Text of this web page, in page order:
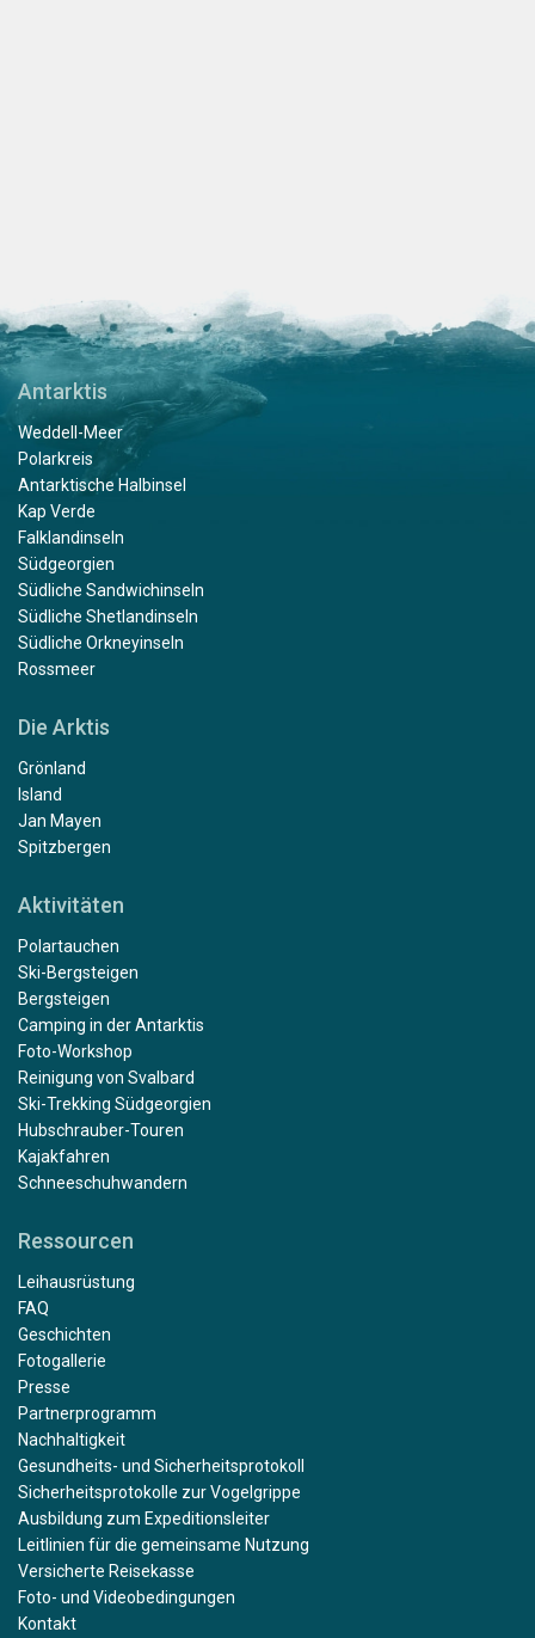
Antarktis
Weddell-Meer
Polarkreis
Antarktische Halbinsel
Kap Verde
Falklandinseln
Südgeorgien
Südliche Sandwichinseln
Südliche Shetlandinseln
Südliche Orkneyinseln
Rossmeer
Die Arktis
Grönland
Island
Jan Mayen
Spitzbergen
Aktivitäten
Polartauchen
Ski-Bergsteigen
Bergsteigen
Camping in der Antarktis
Foto-Workshop
Reinigung von Svalbard
Ski-Trekking Südgeorgien
Hubschrauber-Touren
Kajakfahren
Schneeschuhwandern
Ressourcen
Leihausrüstung
FAQ
Geschichten
Fotogallerie
Presse
Partnerprogramm
Nachhaltigkeit
Gesundheits- und Sicherheitsprotokoll
Sicherheitsprotokolle zur Vogelgrippe
Ausbildung zum Expeditionsleiter
Leitlinien für die gemeinsame Nutzung
Versicherte Reisekasse
Foto- und Videobedingungen
Kontakt